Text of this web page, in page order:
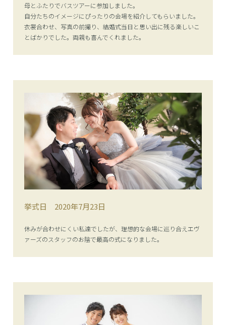
母とふたりでバスツアーに参加しました。
自分たちのイメージにぴったりの会場を紹介してもらいました。
衣裳合わせ、写真の前撮り、結婚式当日と思い出に残る楽しいこ
とばかりでした。両親も喜んでくれました。
挙式日 2020年7月23日
休みが合わせにくい私達でしたが、理想的な会場に巡り合えエヴ
ァーズのスタッフのお陰で最高の式になりました。